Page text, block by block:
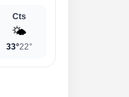
Cts
🌤️
33°22°